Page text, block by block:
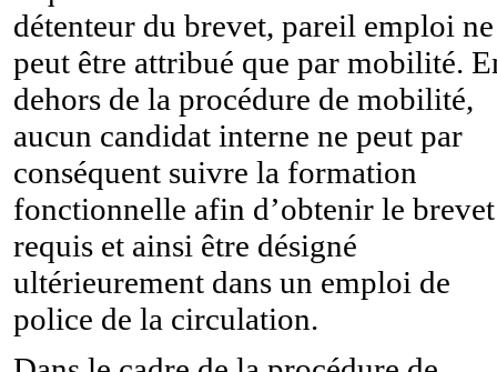
détenteur du brevet, pareil emploi ne
peut être attribué que par mobilité.
dehors de la procédure de mobilité,
aucun candidat interne ne peut par
conséquent suivre la formation
fonctionnelle afin d’obtenir le brevet
requis et ainsi être désigné
ultérieurement dans un emploi de
police de la circulation.